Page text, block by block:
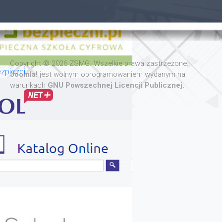
Copyright © 2026 ZSMG. Wszelkie prawa zastrzeżone.
Joomla! jest wolnym oprogramowaniem wydanym na
warunkach GNU Powszechnej Licencji Publicznej.